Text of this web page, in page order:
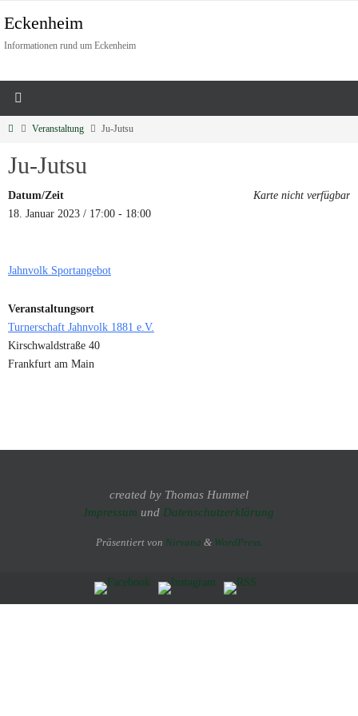
Eckenheim
Informationen rund um Eckenheim
Veranstaltung Ju-Jutsu
Ju-Jutsu
Karte nicht verfügbar
Datum/Zeit
18. Januar 2023 / 17:00 - 18:00
Jahnvolk Sportangebot
Veranstaltungsort
Turnerschaft Jahnvolk 1881 e.V.
Kirschwaldstraße 40
Frankfurt am Main
created by Thomas Hummel
Impressum und Datenschutzerklärung
Präsentiert von Nirvana & WordPress.